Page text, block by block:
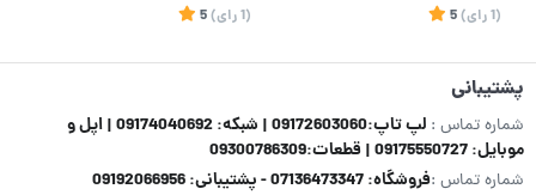
(1 رای)
5
(1 رای)
5
پشتیبانی
شماره تماس :
لپ تاپ:09172603060 | شبکه: 09174040692 | اپل و
موبایل: 09175550727 | قطعات:09300786309
شماره تماس :فروشگاه: 07136473347 - پشتیبانی: 09192066956